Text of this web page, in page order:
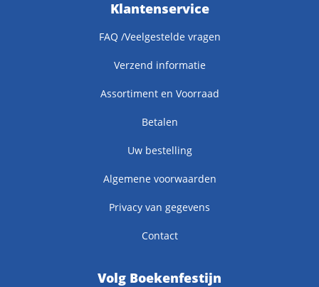
Klantenservice
FAQ /Veelgestelde vragen
Verzend informatie
Assortiment en Voorraad
Betalen
Uw bestelling
Algemene voorwaarden
Privacy van gegevens
Contact
Volg Boekenfestijn